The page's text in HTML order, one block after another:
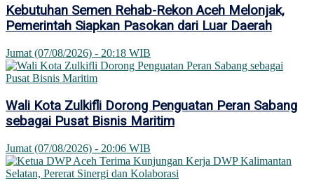
Kebutuhan Semen Rehab-Rekon Aceh Melonjak,
Pemerintah Siapkan Pasokan dari Luar Daerah
Jumat (07/08/2026) - 20:18 WIB
Wali Kota Zulkifli Dorong Penguatan Peran Sabang
sebagai Pusat Bisnis Maritim
Jumat (07/08/2026) - 20:06 WIB